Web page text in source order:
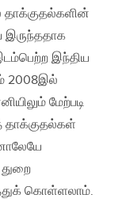
தாக்குதல்களின்
இருந்ததாக
இந்திய
2008இல்
மேற்படி
தாக்குதல்கள்
துறை
கொள்ளலாம்.